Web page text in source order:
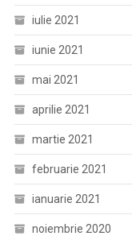
iulie 2021
iunie 2021
mai 2021
aprilie 2021
martie 2021
februarie 2021
ianuarie 2021
noiembrie 2020